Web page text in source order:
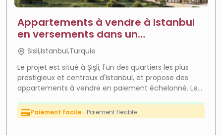
Appartements à vendre à Istanbul
en versements dans un
emplacement très privilégié, projet
Şişli Lotus
Sisli,Istanbul,Turquie
Le projet est situé à Şişli, l'un des quartiers les plus
prestigieux et centraux d'Istanbul, et propose des
appartements à vendre en paiement échelonné. Le
un accès facile aux principaux sites de la ville et aux
transports, ce qui en fait un choix i
Forte croissance—Zone en plein essor